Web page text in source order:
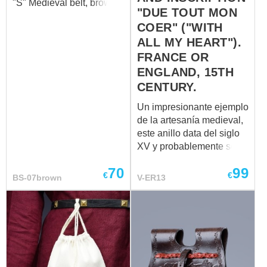
delivers both function and
fashion. Ideal for those
who appreciate
craftsmanship, unique
design, and reliable
quality....
"S" Medieval belt, brown
BS-07brown €70
"DUE TOUT MON
COER" ("WITH
ALL MY HEART").
FRANCE OR
ENGLAND, 15TH
CENTURY.
Un impresionante ejemplo
de la artesanía medieval,
este anillo data del siglo
XV y probablemente se
Inglaterra. Lleva una
todo mi corazón”) — frase
típica de los posy rings,
pequeños anillos de amor
grabados intercambiados
V-ER13 €99